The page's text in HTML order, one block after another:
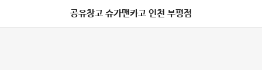
공유창고 슈가맨카고 인천 부평점